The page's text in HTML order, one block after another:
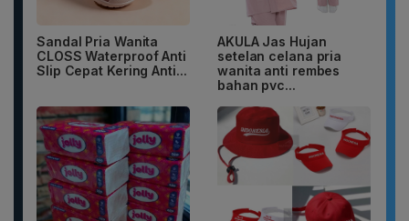
Sandal Pria Wanita
CLOSS Waterproof Anti
Slip Cepat Kering Anti...
AKULA Jas Hujan
setelan celana pria
wanita anti rembes
bahan pvc...